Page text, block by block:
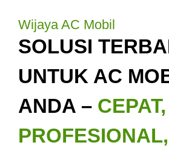
Wijaya AC Mobil
SOLUSI
UNTUK AC
ANDA – CEPAT,
PROFESIONAL,